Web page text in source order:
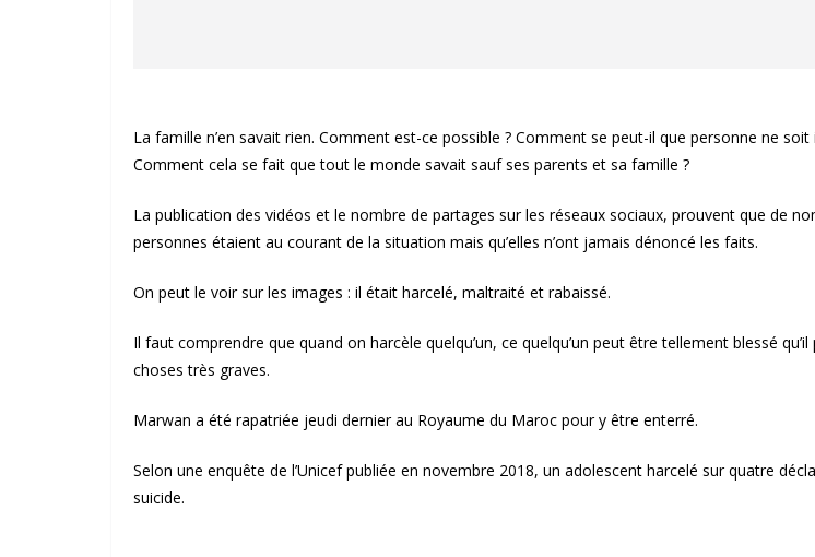
La famille n’en savait rien. Comment est-ce possible ? Comment se peut-il que personne ne soit
Comment cela se fait que tout le monde savait sauf ses parents et sa famille ?
La publication des vidéos et le nombre de partages sur les réseaux sociaux, prouvent que de
personnes étaient au courant de la situation mais qu’elles n’ont jamais dénoncé les faits.
On peut le voir sur les images : il était harcelé, maltraité et rabaissé.
Il faut comprendre que quand on harcèle quelqu’un, ce quelqu’un peut être tellement blessé
choses très graves.
Marwan a été rapatriée jeudi dernier au Royaume du Maroc pour y être enterré.
Selon une enquête de l’Unicef publiée en novembre 2018, un adolescent harcelé sur quatre
suicide.